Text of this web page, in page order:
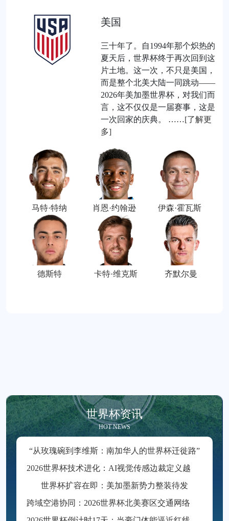
美国
三十年了。自1994年那个炽热的
夏天后，世界杯终于再次回到这
片土地。这一次，不只是美国，
而是整个北美大陆一同跳动——
2026年美加墨世界杯，对我们而
言，这不仅仅是一届赛事，这是
一次回家的庆典。 ……[了解更
多]
马特·特纳 肖恩·约翰逊 伊森·霍瓦斯
德斯特 卡特·维克斯 齐默尔曼
世界杯资讯
HOT NEWS
“从玫瑰碗到李维斯：南加华人的世界杯迁徙路”
世界杯扩容在即：美加墨新势力整装待发